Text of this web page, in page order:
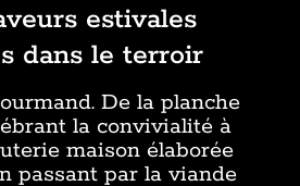
estivales
dans le terroir
De la planche
la convivialité à
maison élaborée
passant par la viande